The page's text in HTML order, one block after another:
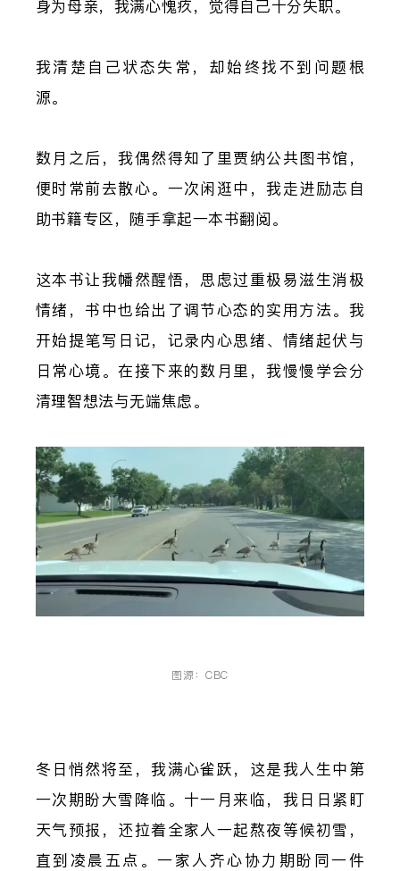
身为母亲，我满心愧疚，觉得自己十分失职。
我清楚自己状态失常，却始终找不到问题根
源。
数月之后，我偶然得知了里贾纳公共图书馆，
便时常前去散心。一次闲逛中，我走进励志自
助书籍专区，随手拿起一本书翻阅。
这本书让我幡然醒悟，思虑过重极易滋生消极
情绪，书中也给出了调节心态的实用方法。我
开始提笔写日记，记录内心思绪、情绪起伏与
日常心境。在接下来的数月里，我慢慢学会分
清理智想法与无端焦虑。
图源：CBC
冬日悄然将至，我满心雀跃，这是我人生中第
一次期盼大雪降临。十一月来临，我日日紧盯
天气预报，还拉着全家人一起熬夜等候初雪，
直到凌晨五点。一家人齐心协力期盼同一件